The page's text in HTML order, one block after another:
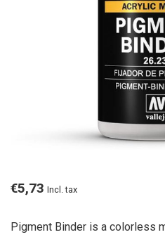
€5,73 Incl. tax
Pigment Binder is a colorless